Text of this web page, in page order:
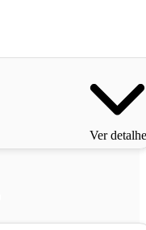
Ver